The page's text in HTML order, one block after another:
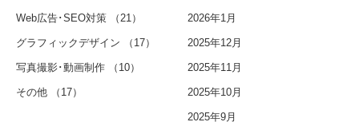
Web広告･SEO対策 （21）
グラフィックデザイン （17）
写真撮影･動画制作 （10）
その他 （17）
2026年1月
2025年12月
2025年11月
2025年10月
2025年9月